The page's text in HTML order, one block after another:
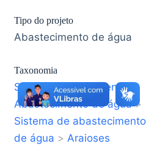
Tipo do projeto
Abastecimento de água
Taxonomia
Saneamento Ambiental >
Abastecimento de água>
Sistema de abastecimento
de água > Araioses